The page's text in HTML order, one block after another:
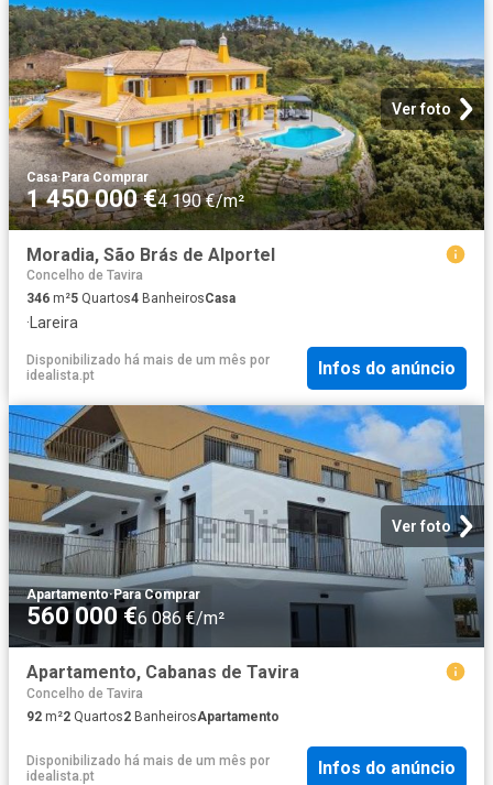
Ver foto
Casa·Para Comprar
1 450 000 €4 190 €/m²
Moradia, São Brás de Alportel
Concelho de Tavira
346 m²5 Quartos4 BanheirosCasa
·Lareira
Disponibilizado há mais de um mês por
idealista.pt
Infos do anúncio
Ver foto
Apartamento·Para Comprar
560 000 €6 086 €/m²
Apartamento, Cabanas de Tavira
Concelho de Tavira
92 m²2 Quartos2 BanheirosApartamento
Disponibilizado há mais de um mês por
idealista.pt
Infos do anúncio